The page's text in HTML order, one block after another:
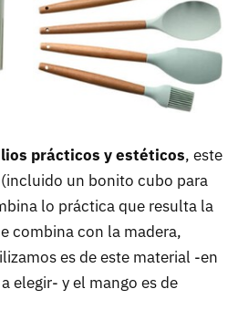
prácticos y estéticos, este
un bonito cubo para
lo práctica que resulta la
combina con la madera,
es de este material -en
elegir- y el mango es de